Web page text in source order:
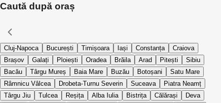
Caută după oraș
Cluj-Napoca București Timișoara Iași Constanța
Craiova
Brașov
Galați Ploiești Oradea Brăila Arad Pitești
Sibiu
Bacău
Târgu Mureș Baia Mare Buzău Botoșani
Satu Mare
Râmnicu Vâlcea
Drobeta-Turnu Severin Suceava
Piatra Neamț
Târgu Jiu
Tulcea Reșița Alba Iulia Bistrița Călărași
Deva